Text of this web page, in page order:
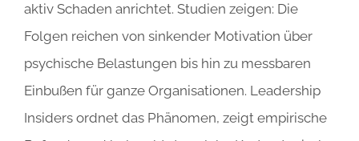
aktiv Schaden anrichtet. Studien zeigen: Die
Folgen reichen von sinkender Motivation über
psychische Belastungen bis hin zu messbaren
Einbußen für ganze Organisationen. Leadership
Insiders ordnet das Phänomen, zeigt empirische